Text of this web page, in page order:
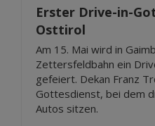
Erster Drive-in-
Osttirol
Am 15. Mai wird in
Zettersfeldbahn ein
gefeiert. Dekan Franz
Gottesdienst, bei dem
Autos sitzen.